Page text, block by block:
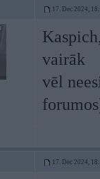
17. Dec 2024,
vairāk
vēl
17. Dec 2024,